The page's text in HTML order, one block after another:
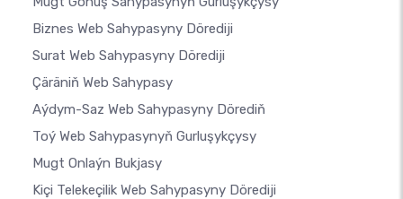
Biznes Web Sahypasyny Dörediji
Surat Web Sahypasyny Dörediji
Çäräniň Web Sahypasy
Aýdym-Saz Web Sahypasyny Dörediň
Toý Web Sahypasynyň Gurluşykçysy
Mugt Onlaýn Bukjasy
Kiçi Telekeçilik Web Sahypasyny Dörediji